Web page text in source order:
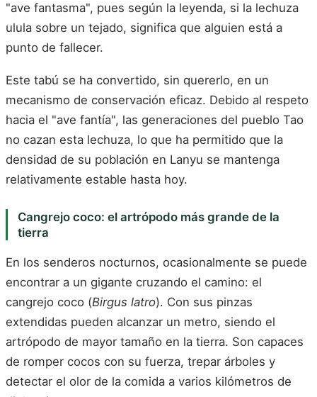
"ave fantasma", pues según la leyenda, si la lechuza
ulula sobre un tejado, significa que alguien está a
punto de fallecer.
Este tabú se ha convertido, sin quererlo, en un
mecanismo de conservación eficaz. Debido al respeto
hacia el "ave fantía", las generaciones del pueblo Tao
no cazan esta lechuza, lo que ha permitido que la
densidad de su población en Lanyu se mantenga
relativamente estable hasta hoy.
Cangrejo coco: el artrópodo más grande de la
tierra
En los senderos nocturnos, ocasionalmente se puede
encontrar a un gigante cruzando el camino: el
cangrejo coco (Birgus latro). Con sus pinzas
extendidas pueden alcanzar un metro, siendo el
artrópodo de mayor tamaño en la tierra. Son capaces
de romper cocos con su fuerza, trepar árboles y
detectar el olor de la comida a varios kilómetros de